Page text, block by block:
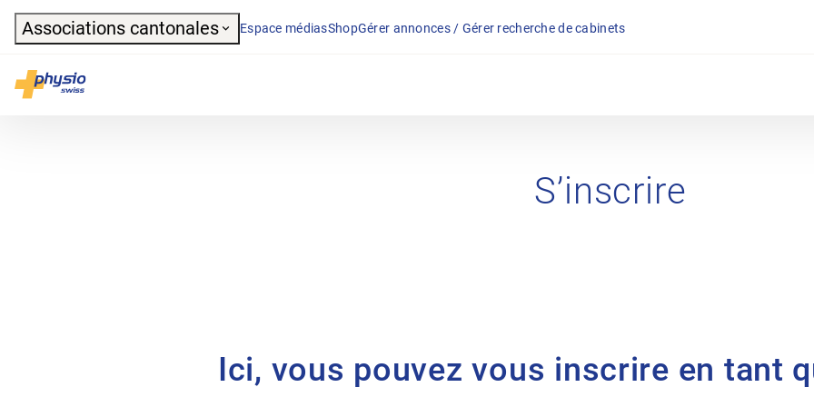
Header
Associations cantonales Espace médiasShopGérer annonces / Gérer recherche de cabinets
Physioswiss
Navigation principale
S’inscrire
Ici, vous pouvez vous inscrire en tant